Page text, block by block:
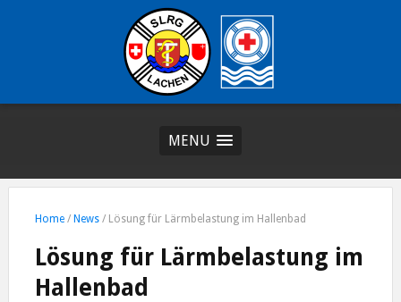
MENU
Home / News / Lösung für Lärmbelastung im Hallenbad
Lösung für Lärmbelastung im
Hallenbad